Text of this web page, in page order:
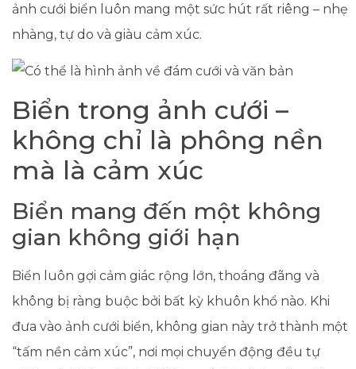
ảnh cưới biển luôn mang một sức hút rất riêng – nhẹ
nhàng, tự do và giàu cảm xúc.
Biển trong ảnh cưới –
không chỉ là phông nền
mà là cảm xúc
Biển mang đến một không
gian không giới hạn
Biển luôn gợi cảm giác rộng lớn, thoáng đãng và
không bị ràng buộc bởi bất kỳ khuôn khổ nào. Khi
đưa vào ảnh cưới biển, không gian này trở thành một
“tấm nền cảm xúc”, nơi mọi chuyển động đều tự